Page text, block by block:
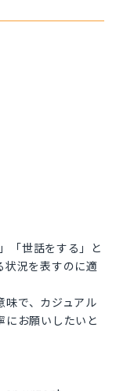
「世話をする」と
状況を表すのに適
で、カジュアル
にお願いしたいと